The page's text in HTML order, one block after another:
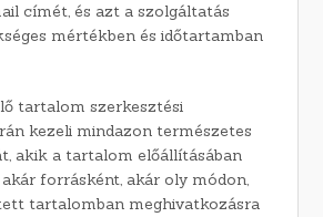
címét, és azt a szolgáltatás
mértékben és időtartamban
tartalom szerkesztési
kezeli mindazon természetes
akik a tartalom előállításában
forrásként, akár oly módon,
tartalomban meghivatkozásra